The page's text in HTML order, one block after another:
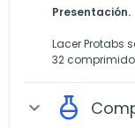
Presentación.
Lacer Protabs
32
expand_more